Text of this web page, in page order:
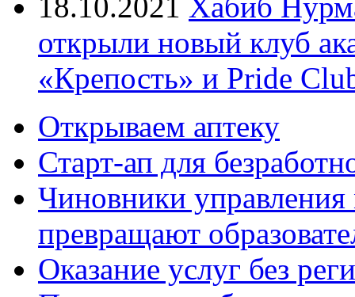
18.10.2021 Хабиб
открыли новый клуб
«Крепость» и Pride
Открываем аптеку
Старт-ап для
Чиновники
превращают
Оказание услуг без